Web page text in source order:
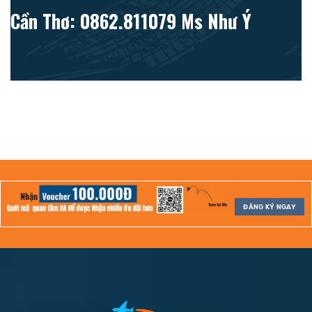
Cần Thơ: 0862.811079 Ms Như Ý
ĐĂNG KÝ NGAY